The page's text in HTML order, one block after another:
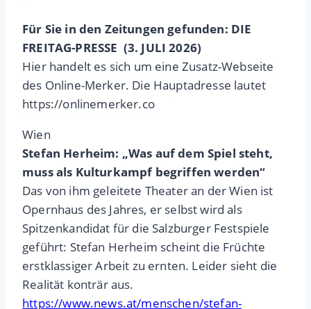
Für Sie in den Zeitungen gefunden: DIE
FREITAG-PRESSE (3. JULI 2026)
Hier handelt es sich um eine Zusatz-Webseite
des Online-Merker. Die Hauptadresse lautet
https://onlinemerker.co
Wien
Stefan Herheim: „Was auf dem Spiel steht,
muss als Kulturkampf begriffen werden“
Das von ihm geleitete Theater an der Wien ist
Opernhaus des Jahres, er selbst wird als
Spitzenkandidat für die Salzburger Festspiele
geführt: Stefan Herheim scheint die Früchte
erstklassiger Arbeit zu ernten. Leider sieht die
Realität konträr aus.
https://www.news.at/menschen/stefan-